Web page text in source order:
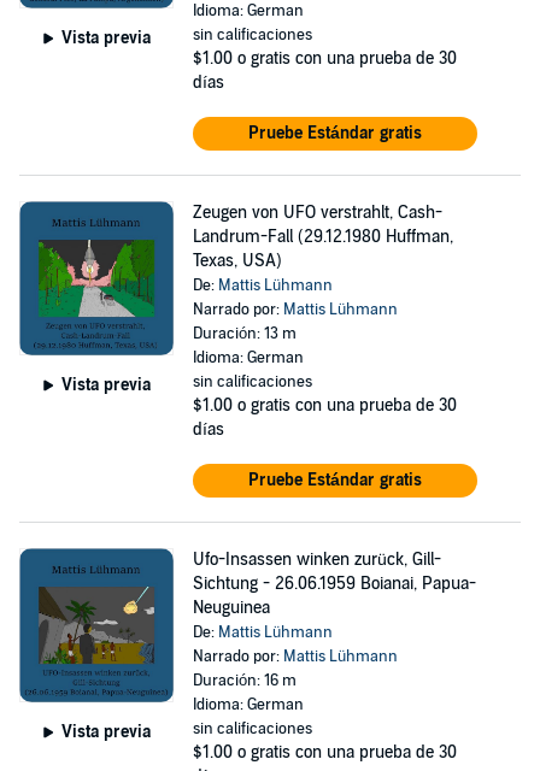
Vista previa
Idioma: German
sin calificaciones
$1.00 o gratis con una prueba de 30
días
Pruebe Estándar gratis
Vista previa
Zeugen von UFO verstrahlt, Cash-
Landrum-Fall (29.12.1980 Huffman,
Texas, USA)
De: Mattis Lühmann
Narrado por: Mattis Lühmann
Duración: 13 m
Idioma: German
sin calificaciones
$1.00 o gratis con una prueba de 30
días
Pruebe Estándar gratis
Vista previa
Ufo-Insassen winken zurück, Gill-
Sichtung - 26.06.1959 Boianai, Papua-
Neuguinea
De: Mattis Lühmann
Narrado por: Mattis Lühmann
Duración: 16 m
Idioma: German
sin calificaciones
$1.00 o gratis con una prueba de 30